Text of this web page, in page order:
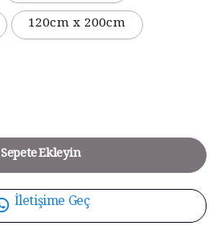
120cm x 200cm
Sepete Ekleyin
İletişime Geç